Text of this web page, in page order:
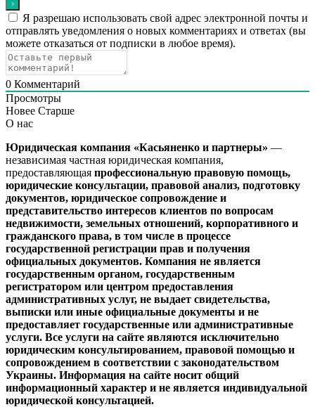
Я разрешаю использовать свой адрес электронной почты и
отправлять уведомления о новых комментариях и ответах (вы
можете отказаться от подписки в любое время).
0 Комментарий
Просмотры
Новее Старше
О нас
Юридическая компания «Касьяненко и партнеры» —
независимая частная юридическая компания,
предоставляющая профессиональную правовую помощь,
юридические консультации, правовой анализ, подготовку
документов, юридическое сопровождение и
представительство интересов клиентов по вопросам
недвижимости, земельных отношений, корпоративного и
гражданского права, в том числе в процессе
государственной регистрации прав и получения
официальных документов. Компания не является
государственным органом, государственным
регистратором или центром предоставления
административных услуг, не выдает свидетельства,
выписки или иные официальные документы и не
предоставляет государственные или административные
услуги. Все услуги на сайте являются исключительно
юридическим консультированием, правовой помощью и
сопровождением в соответствии с законодательством
Украины. Информация на сайте носит общий
информационный характер и не является индивидуальной
юридической консультацией.